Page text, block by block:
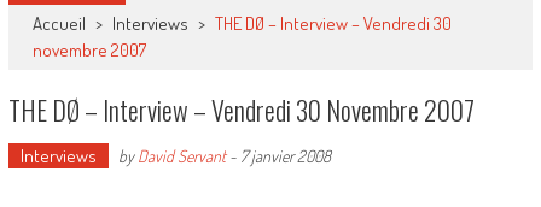
Accueil > Interviews > THE DØ – Interview – Vendredi 30
novembre 2007
THE DØ – Interview – Vendredi 30 Novembre 2007
Interviews byDavid Servant- 7 janvier 2008